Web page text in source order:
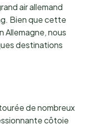
air allemand
Bien que cette
Allemagne, nous
destinations
de nombreux
côtoie